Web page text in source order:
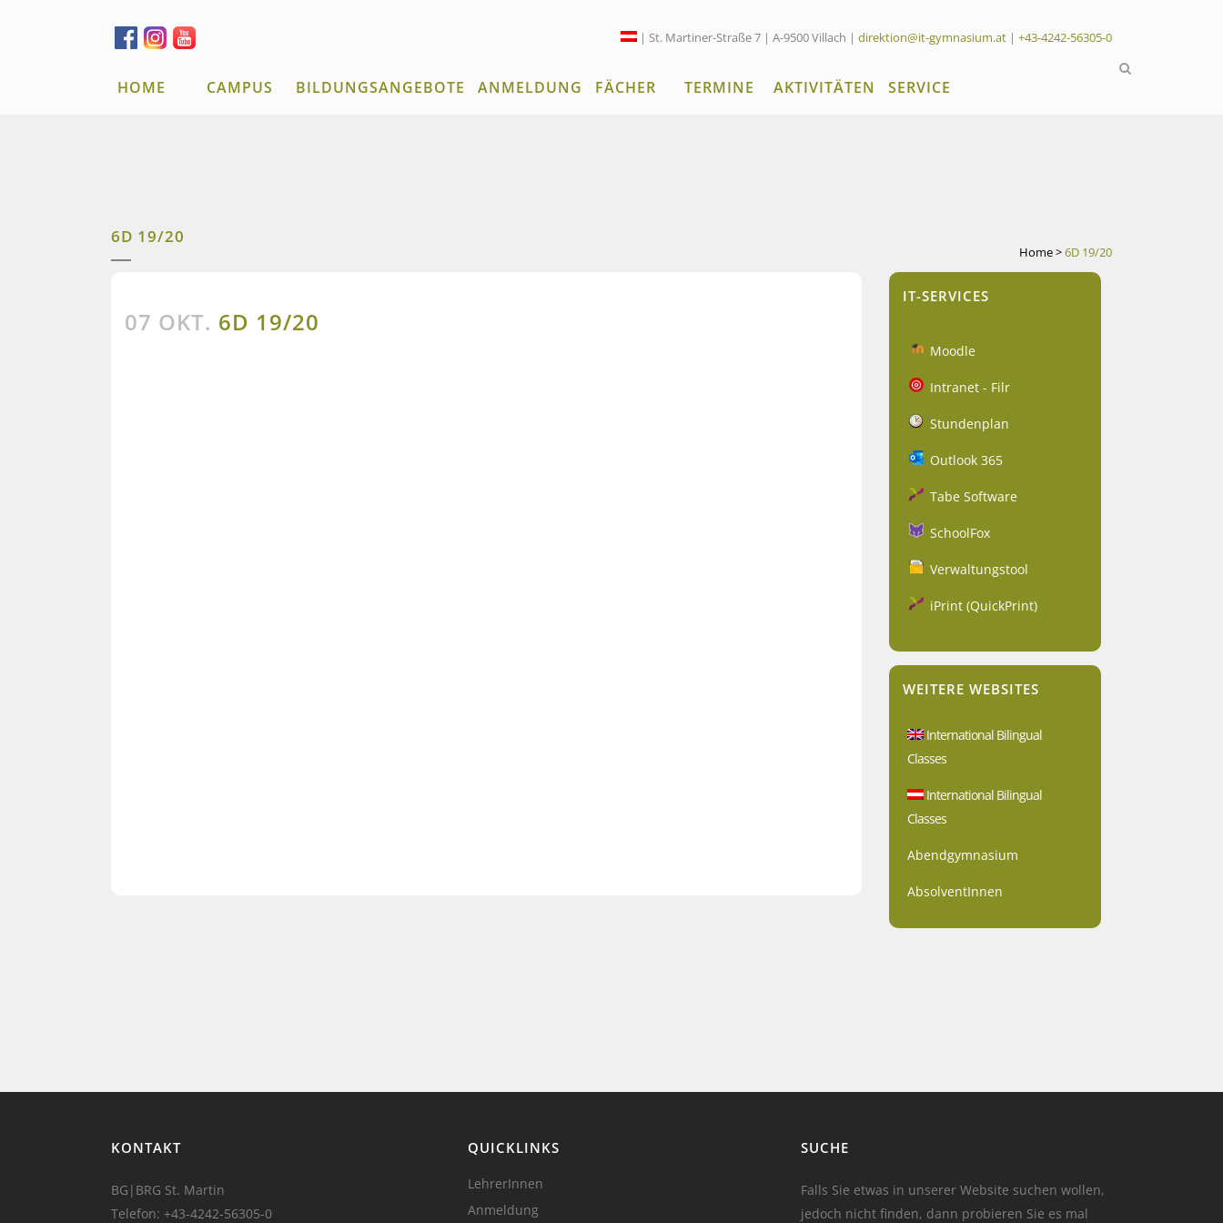
| St. Martiner-Straße 7 | A-9500 Villach | direktion@it-gymnasium.at | +43-4242-56305-0
HOME CAMPUS BILDUNGSANGEBOTE ANMELDUNG FÄCHER TERMINE AKTIVITÄTEN SERVICE
6D 19/20
Home>6D 19/20
07 OKT. 6D 19/20
IT-SERVICES
Moodle
Intranet - Filr
Stundenplan
Outlook 365
Tabe Software
SchoolFox
Verwaltungstool
iPrint (QuickPrint)
WEITERE WEBSITES
International Bilingual
Classes
International Bilingual
Classes
Abendgymnasium
AbsolventInnen
KONTAKT
BG|BRG St. Martin
Telefon: +43-4242-56305-0
QUICKLINKS
LehrerInnen
Anmeldung
SUCHE
Falls Sie etwas in unserer Website suchen wollen,
jedoch nicht finden, dann probieren Sie es mal